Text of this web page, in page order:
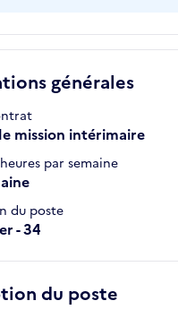
générales
mission intérimaire
par semaine
du poste
- 34
du poste